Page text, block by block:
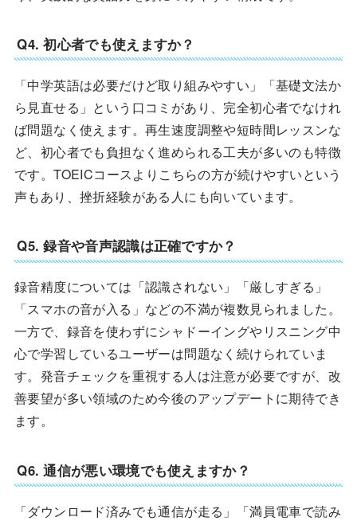
Q4. 初心者でも使えますか？
「中学英語は必要だけど取り組みやすい」「基礎文法か
ら見直せる」という口コミがあり、完全初心者でなけれ
ば問題なく使えます。再生速度調整や短時間レッスンな
ど、初心者でも負担なく進められる工夫が多いのも特徴
です。TOEICコースよりこちらの方が続けやすいという
声もあり、挫折経験がある人にも向いています。
Q5. 録音や音声認識は正確ですか？
録音精度については「認識されない」「厳しすぎる」
「スマホの音が入る」などの不満が複数見られました。
一方で、録音を使わずにシャドーイングやリスニング中
心で学習しているユーザーは問題なく続けられていま
す。発音チェックを重視する人は注意が必要ですが、改
善要望が多い領域のため今後のアップデートに期待でき
ます。
Q6. 通信が悪い環境でも使えますか？
「ダウンロード済みでも通信が走る」「満員電車で読み